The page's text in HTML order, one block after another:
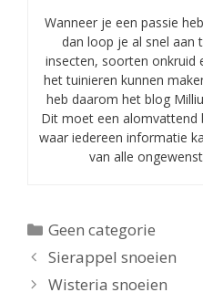
Wanneer je een passie
dan loop je al snel aan
insecten, soorten onkruid
het tuinieren kunnen
heb daarom het blog
Dit moet een
waar iedereen informatie
van alle
Categorieën
Geen categorie
Sierappel snoeien
Wisteria snoeien